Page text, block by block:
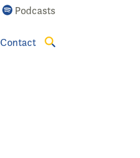
Podcasts
Contact